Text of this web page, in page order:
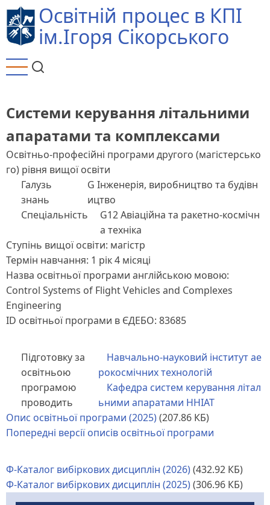
Перейти
до
основного
Освітній процес в КПІ
ім.Ігоря Сікорського
Системи керування літальними
апаратами та комплексами
Освітньо-професійні програми другого (магістерсько
го) рівня вищої освіти
Галузь
знань
G Інженерія, виробництво та будівн
ицтво
Спеціальність
G12 Авіаційна та ракетно-космічн
а техніка
Ступінь вищої освіти: магістр
Термін навчання: 1 рік 4 місяці
Назва освітньої програми англійською мовою:
Control Systems of Flight Vehicles and Complexes
Engineering
ID освітньої програми в ЄДЕБО: 83685
Підготовку за
освітньою
програмою
проводить
Навчально-науковий інститут ае
рокосмічних технологій
Кафедра систем керування літал
ьними апаратами ННІАТ
Опис освітньої програми (2025)(207.86 КБ)
Попередні версії описів освітньої програми
Ф-Каталог вибіркових дисциплін (2026)(432.92 КБ)
Ф-Каталог вибіркових дисциплін (2025)(306.96 КБ)